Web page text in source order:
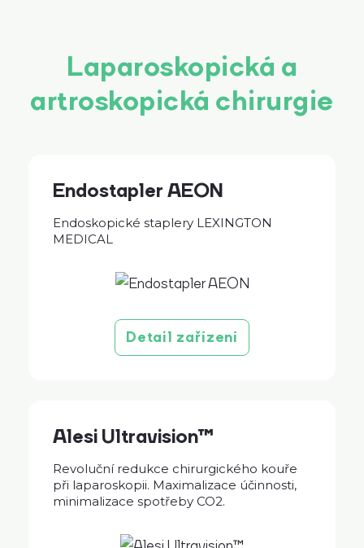
Laparoskopická a
artroskopická chirurgie
Endostapler AEON
Endoskopické staplery LEXINGTON
MEDICAL
Detail zařízení
Alesi Ultravision™
Revoluční redukce chirurgického kouře
při laparoskopii. Maximalizace účinnosti,
minimalizace spotřeby CO2.